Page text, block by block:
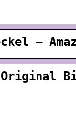
–
Original